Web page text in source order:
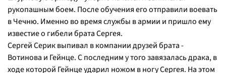
рукопашным боем. После обучения его отправили воевать
в Чечню. Именно во время службы в армии и пришло ему
известие о гибели брата Сергея.
Сергей Серик выпивал в компании друзей брата -
Вотинова и Гейнце. С последним у того завязалась драка, в
ходе которой Гейнце ударил ножом в ногу Сергея. На этом